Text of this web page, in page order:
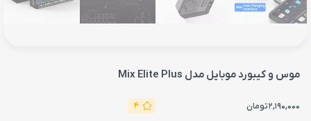
موس و کیبورد موبایل مدل Mix Elite Plus
2,190,000تومان 4